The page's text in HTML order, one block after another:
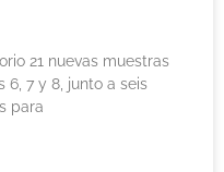
21 nuevas muestras
6, 7 y 8, junto a seis
para